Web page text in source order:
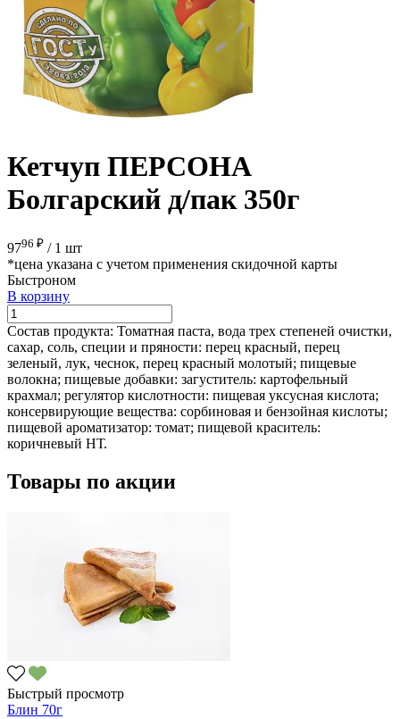
Кетчуп ПЕРСОНА
Болгарский д/пак 350г
9796 ₽ / 1 шт
*цена указана с учетом применения скидочной карты
Быстроном
В корзину
Состав продукта: Томатная паста, вода трех степеней очистки,
сахар, соль, специи и пряности: перец красный, перец
зеленый, лук, чеснок, перец красный молотый; пищевые
волокна; пищевые добавки: загуститель: картофельный
крахмал; регулятор кислотности: пищевая уксусная кислота;
консервирующие вещества: сорбиновая и бензойная кислоты;
пищевой ароматизатор: томат; пищевой краситель:
коричневый НТ.
Товары по акции
Быстрый просмотр
Блин 70г